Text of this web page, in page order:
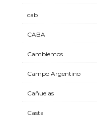
cab
CABA
Cambiemos
Campo Argentino
Cañuelas
Casta